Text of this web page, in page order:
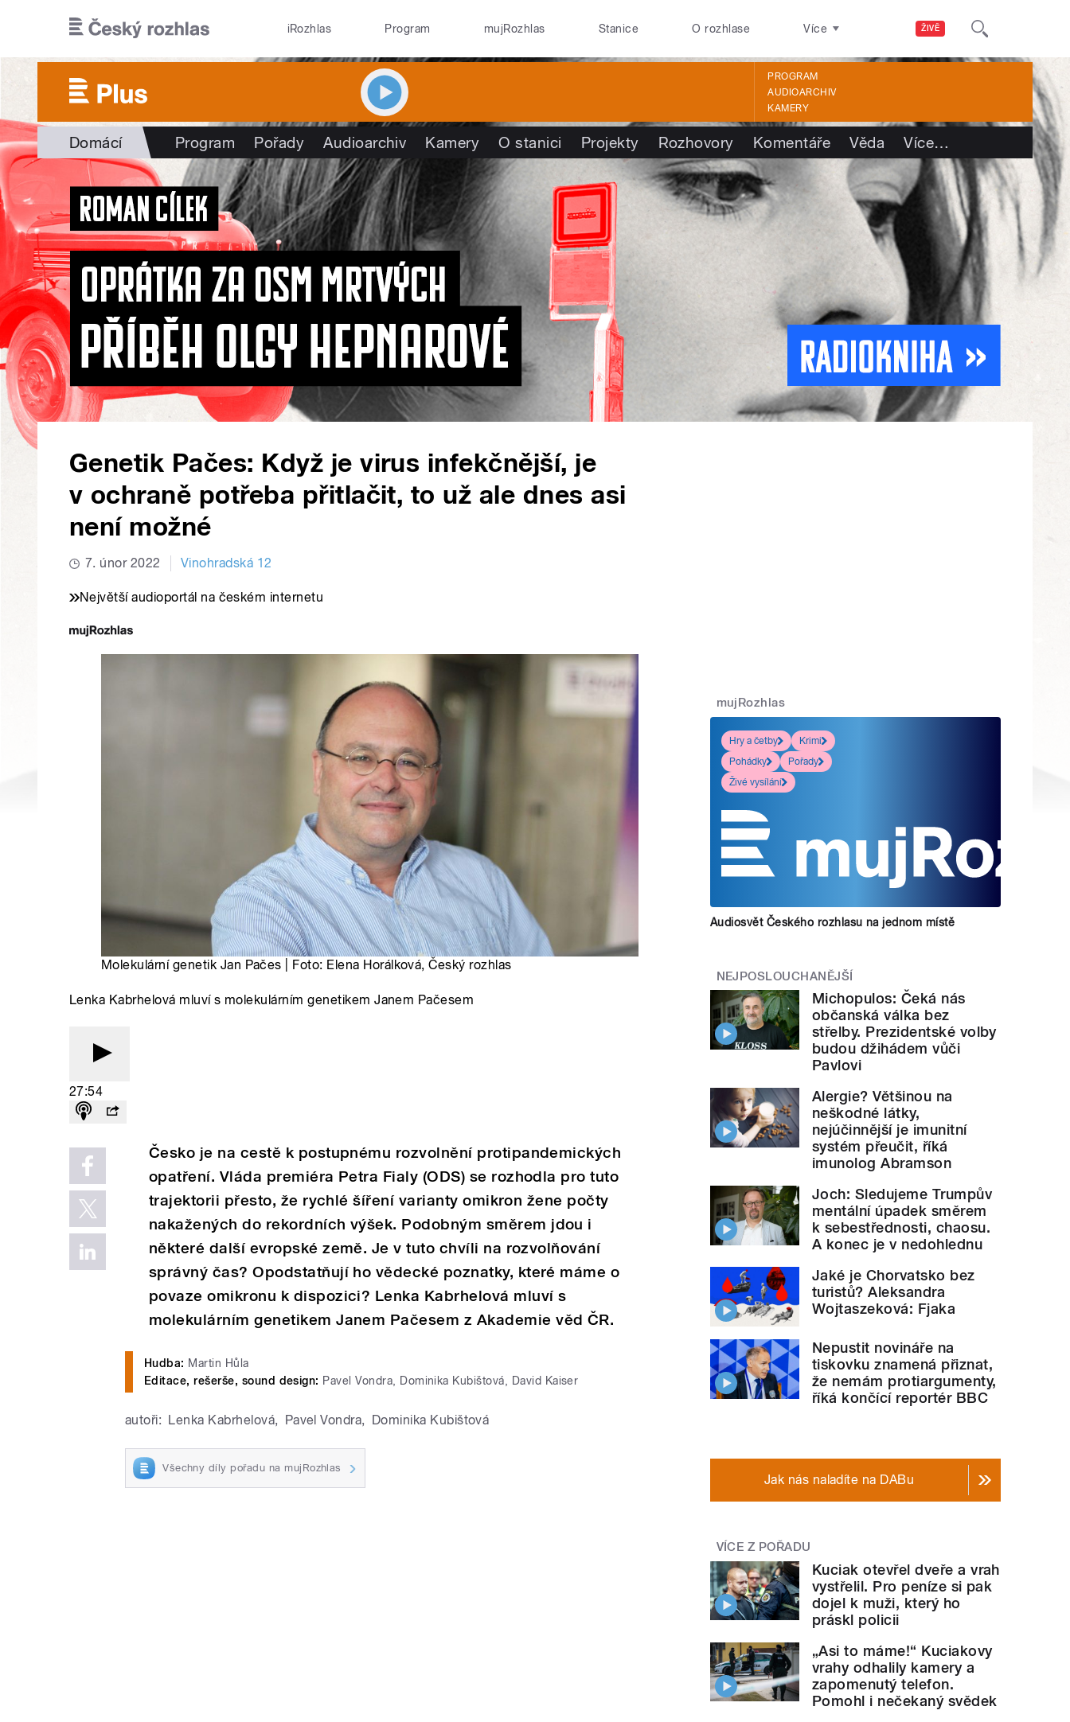
ŽIVĚ
iRozhlas Program mujRozhlas Stanice O rozhlase Více
PROGRAM
AUDIOARCHIV
KAMERY
Domácí Program Pořady Audioarchiv Kamery O stanici Projekty Rozhovory Komentáře Věda Více…
Genetik Pačes: Když je virus infekčnější, je
v ochraně potřeba přitlačit, to už ale dnes asi
není možné
7. únor 2022 Vinohradská 12
Největší audioportál na českém internetu
Molekulární genetik Jan Pačes | Foto: Elena Horálková, Český rozhlas
Lenka Kabrhelová mluví s molekulárním genetikem Janem Pačesem
27:54
Česko je na cestě k postupnému rozvolnění protipandemických
opatření. Vláda premiéra Petra Fialy (ODS) se rozhodla pro tuto
trajektorii přesto, že rychlé šíření varianty omikron žene počty
nakažených do rekordních výšek. Podobným směrem jdou i
některé další evropské země. Je v tuto chvíli na rozvolňování
správný čas? Opodstatňují ho vědecké poznatky, které máme o
povaze omikronu k dispozici? Lenka Kabrhelová mluví s
molekulárním genetikem Janem Pačesem z Akademie věd ČR.
Hudba: Martin Hůla
Editace, rešerše, sound design: Pavel Vondra, Dominika Kubištová, David Kaiser
autoři: Lenka Kabrhelová, Pavel Vondra, Dominika Kubištová
Všechny díly pořadu na mujRozhlas
mujRozhlas
Hry a četby
Krimi
Pohádky
Pořady
Živé vysílání
Audiosvět Českého rozhlasu na jednom místě
NEJPOSLOUCHANĚJŠÍ
Michopulos: Čeká nás
občanská válka bez
střelby. Prezidentské volby
budou džihádem vůči
Pavlovi
Alergie? Většinou na
neškodné látky,
nejúčinnější je imunitní
systém přeučit, říká
imunolog Abramson
Joch: Sledujeme Trumpův
mentální úpadek směrem
k sebestřednosti, chaosu.
A konec je v nedohlednu
Jaké je Chorvatsko bez
turistů? Aleksandra
Wojtaszeková: Fjaka
Nepustit novináře na
tiskovku znamená přiznat,
že nemám protiargumenty,
říká končící reportér BBC
Jak nás naladíte na DABu
VÍCE Z POŘADU
Kuciak otevřel dveře a vrah
vystřelil. Pro peníze si pak
dojel k muži, který ho
práskl policii
„Asi to máme!“ Kuciakovy
vrahy odhalily kamery a
zapomenutý telefon.
Pomohl i nečekaný svědek